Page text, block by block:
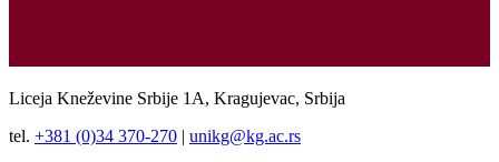
Liceja Kneževine Srbije 1A, Kragujevac, Srbija
tel. +381 (0)34 370-270 | unikg@kg.ac.rs